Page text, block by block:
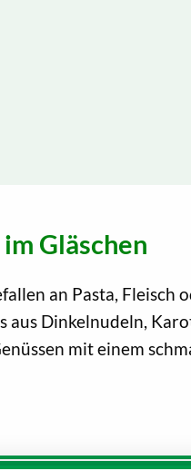
Gläschen
an Pasta,
aus Dinkelnudeln,
mit einem